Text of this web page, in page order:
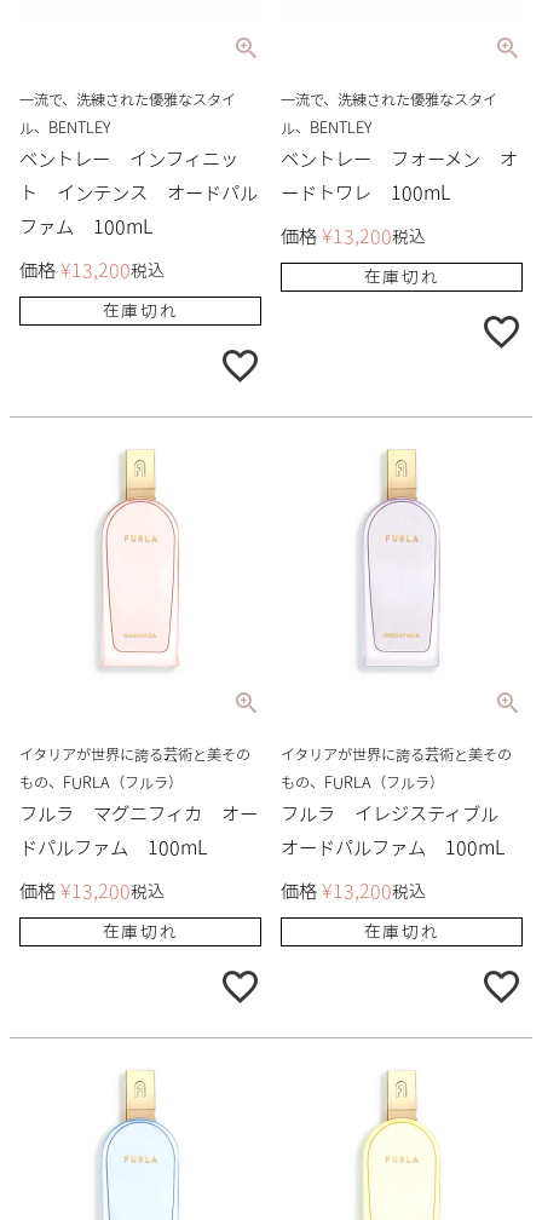
一流で、洗練された優雅なスタイ
ル、BENTLEY
ベントレー インフィニッ
ト インテンス オードパル
ファム 100mL
価格 ¥13,200税込
在庫切れ
一流で、洗練された優雅なスタイ
ル、BENTLEY
ベントレー フォーメン オ
ードトワレ 100mL
価格 ¥13,200税込
在庫切れ
イタリアが世界に誇る芸術と美その
もの、FURLA（フルラ）
フルラ マグニフィカ オー
ドパルファム 100mL
価格 ¥13,200税込
在庫切れ
イタリアが世界に誇る芸術と美その
もの、FURLA（フルラ）
フルラ イレジスティブル
オードパルファム 100mL
価格 ¥13,200税込
在庫切れ